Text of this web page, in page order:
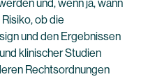
und, wenn ja, wann
ob die
und den Ergebnissen
klinischer Studien
Rechtsordnungen